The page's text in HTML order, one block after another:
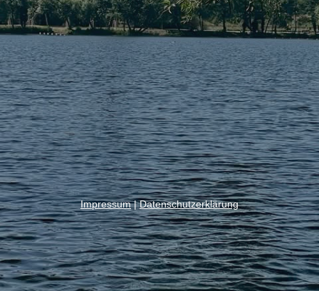
Impressum|Datenschutzerklärung